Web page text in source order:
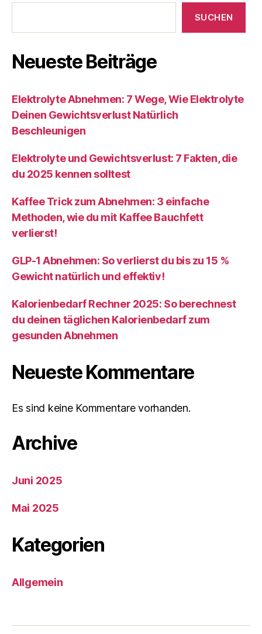
SUCHEN
Neueste Beiträge
Elektrolyte Abnehmen: 7 Wege, Wie Elektrolyte
Deinen Gewichtsverlust Natürlich
Beschleunigen
Elektrolyte und Gewichtsverlust: 7 Fakten, die
du 2025 kennen solltest
Kaffee Trick zum Abnehmen: 3 einfache
Methoden, wie du mit Kaffee Bauchfett
verlierst!
GLP-1 Abnehmen: So verlierst du bis zu 15 %
Gewicht natürlich und effektiv!
Kalorienbedarf Rechner 2025: So berechnest
du deinen täglichen Kalorienbedarf zum
gesunden Abnehmen
Neueste Kommentare
Es sind keine Kommentare vorhanden.
Archive
Juni 2025
Mai 2025
Kategorien
Allgemein